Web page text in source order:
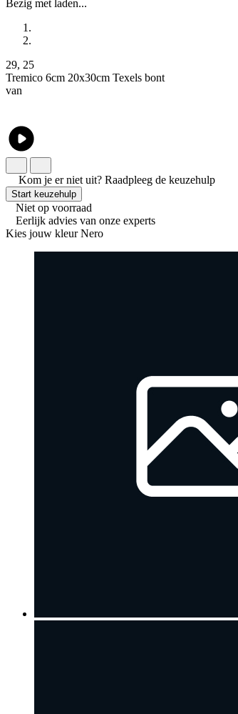
Bezig met laden...
29, 25
Tremico 6cm 20x30cm Texels bont
van
Kom je er niet uit? Raadpleeg de keuzehulp
Start keuzehulp
Niet op voorraad
Eerlijk advies van onze experts
Kies jouw kleur Nero